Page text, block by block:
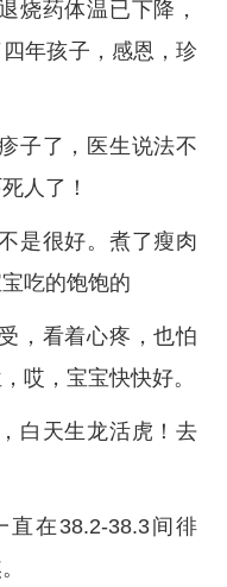
烧药体温已下降，
年孩子，感恩，珍
子了，医生说法不
人了！
是很好。煮了瘦肉
吃的饱饱的
，看着心疼，也怕
哎，宝宝快快好。
白天生龙活虎！去
在38.2-38.3间徘